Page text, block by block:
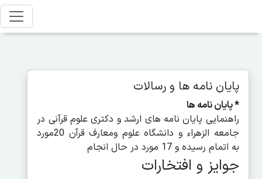
پایان نامه ها و رسالات
* پایان نامه ها
راهنمایی پایان نامه های ارشد و دکتری علوم قرآنی در
جامعه الزهراء و دانشگاه علوم ومعارف قرآن 20مورد
به اتمام رسیده و 17 مورد در حال انجام
جوایز و افتخارات